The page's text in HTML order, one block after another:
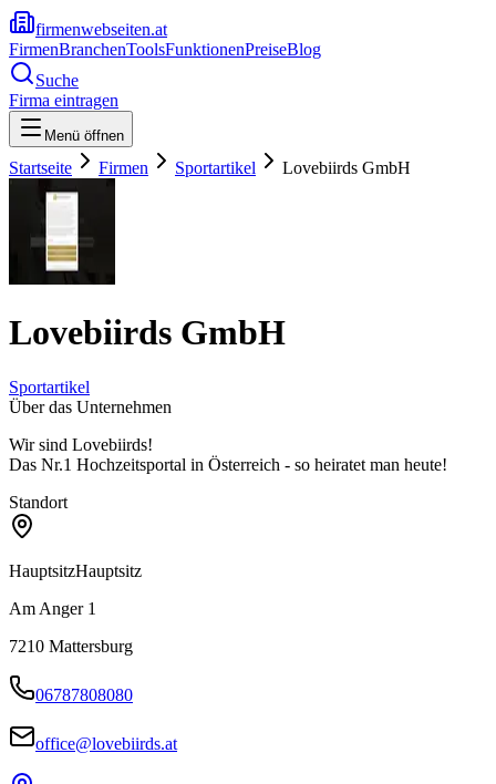
firmenwebseiten.at
FirmenBranchenToolsFunktionenPreiseBlog
Suche
Firma eintragen
Menü öffnen
Startseite Firmen Sportartikel Lovebiirds GmbH
Lovebiirds GmbH
Sportartikel
Über das Unternehmen
Wir sind Lovebiirds!
Das Nr.1 Hochzeitsportal in Österreich - so heiratet man heute!
Standort
HauptsitzHauptsitz
Am Anger 1
7210 Mattersburg
06787808080
office@lovebiirds.at